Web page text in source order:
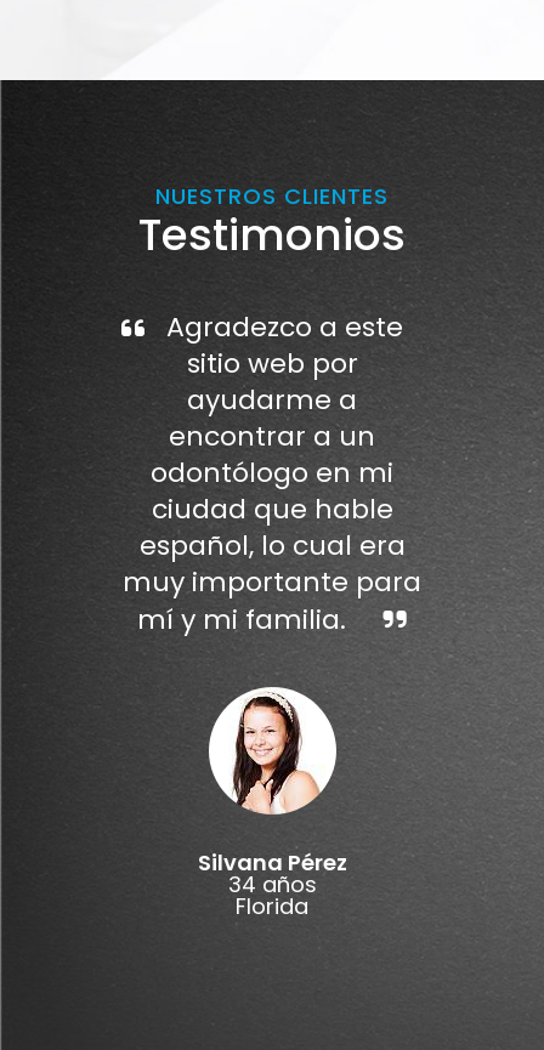
NUESTROS CLIENTES
Testimonios
Agradezco a este
sitio web por
ayudarme a
encontrar a un
odontólogo en mi
ciudad que hable
español, lo cual era
muy importante para
mí y mi familia.
Silvana Pérez
34 años
Florida